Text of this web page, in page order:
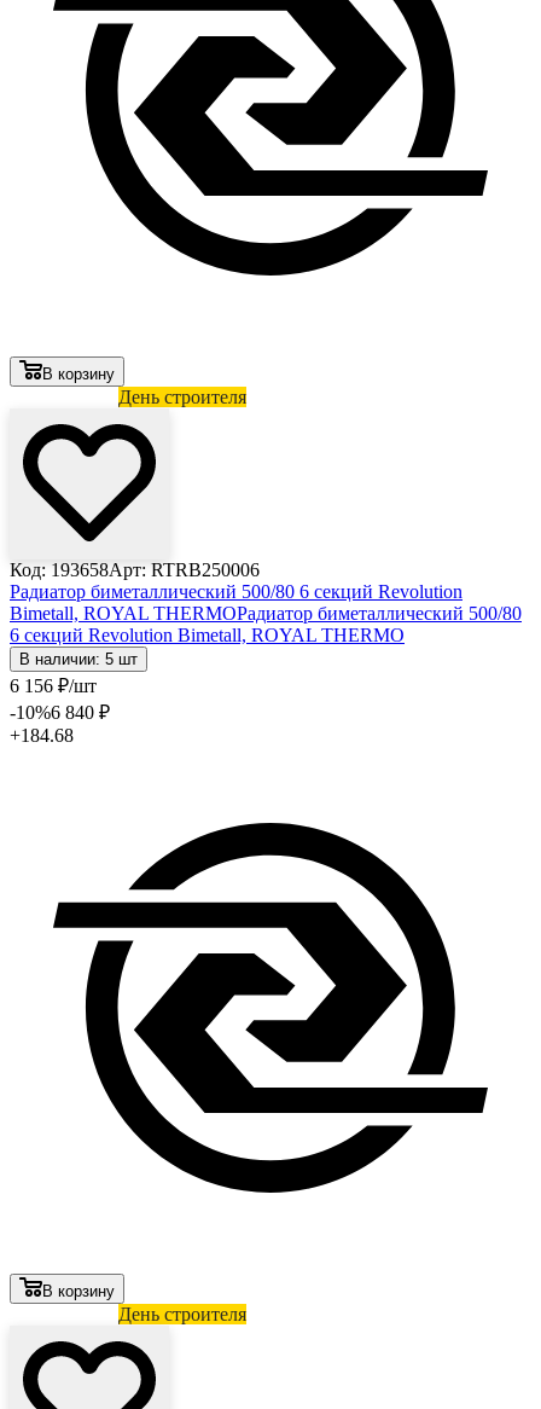
В корзину
День строителя
Код: 193658Арт: RTRB250006
Радиатор биметаллический 500/80 6 секций Revolution
Bimetall, ROYAL THERMOРадиатор биметаллический 500/80
6 секций Revolution Bimetall, ROYAL THERMO
В наличии: 5 шт
6 156 ₽/шт
-10%6 840 ₽
+184.68
В корзину
День строителя